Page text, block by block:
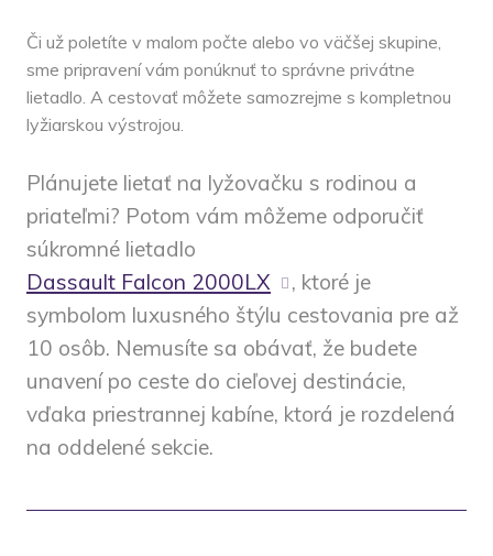
Či už poletíte v malom počte alebo vo väčšej skupine,
sme pripravení vám ponúknuť to správne privátne
lietadlo. A cestovať môžete samozrejme s kompletnou
lyžiarskou výstrojou.
Plánujete lietať na lyžovačku s rodinou a
priateľmi? Potom vám môžeme odporučiť
súkromné lietadlo
Dassault Falcon 2000LX
, ktoré je
symbolom luxusného štýlu cestovania pre až
10 osôb. Nemusíte sa obávať, že budete
unavení po ceste do cieľovej destinácie,
vďaka priestrannej kabíne, ktorá je rozdelená
na oddelené sekcie.